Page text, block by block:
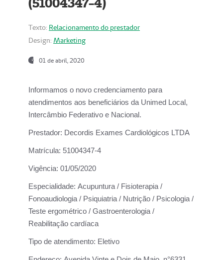
Texto: Relacionamento do prestador
Design: Marketing
01 de abril, 2020
Informamos o novo credenciamento para
atendimentos aos beneficiários da Unimed Local,
Intercâmbio Federativo e Nacional.
Prestador: Decordis Exames Cardiológicos LTDA
Matrícula: 51004347-4
Vigência: 01/05/2020
Especialidade: Acupuntura / Fisioterapia /
Fonoaudiologia / Psiquiatria / Nutrição / Psicologia /
Teste ergométrico / Gastroenterologia /
Reabilitação cardíaca
Tipo de atendimento: Eletivo